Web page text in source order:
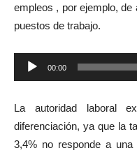
empleos , por ejemplo,
puestos de trabajo.
Reproductor
de
00:00
La autoridad laboral
diferenciación, ya que la
3,4% no responde a